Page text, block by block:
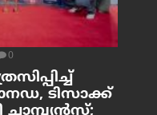
0
ടിസാക്ക്
ചാമ്പ്യന്‍സ്;